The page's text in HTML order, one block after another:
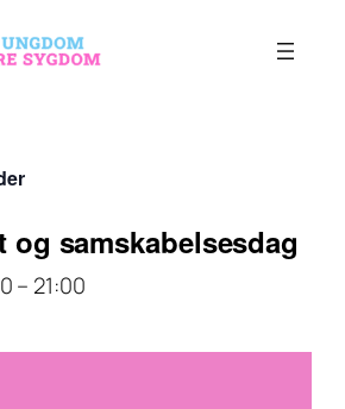
og samskabelsesdag
– 21:00